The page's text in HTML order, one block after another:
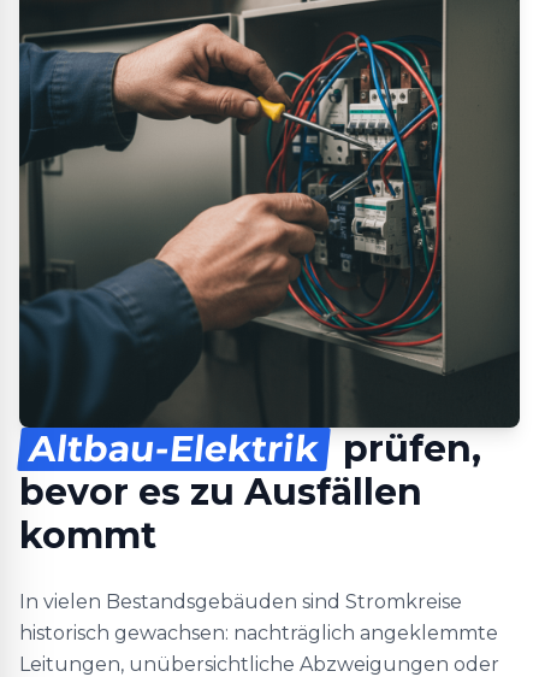
Altbau-Elektrik prüfen,
bevor es zu Ausfällen
kommt
In vielen Bestandsgebäuden sind Stromkreise
historisch gewachsen: nachträglich angeklemmte
Leitungen, unübersichtliche Abzweigungen oder